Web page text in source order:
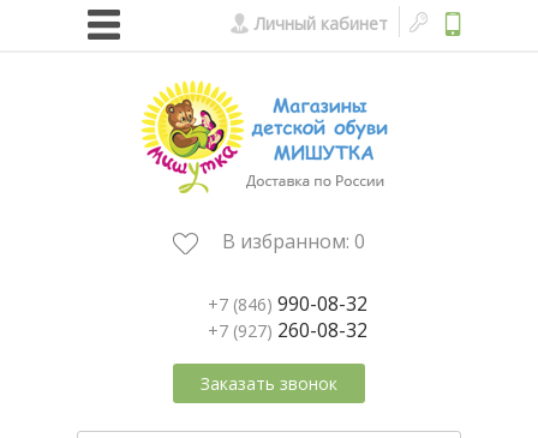
Личный кабинет
В избранном: 0
+7 (846) 990-08-32
+7 (927) 260-08-32
Заказать звонок